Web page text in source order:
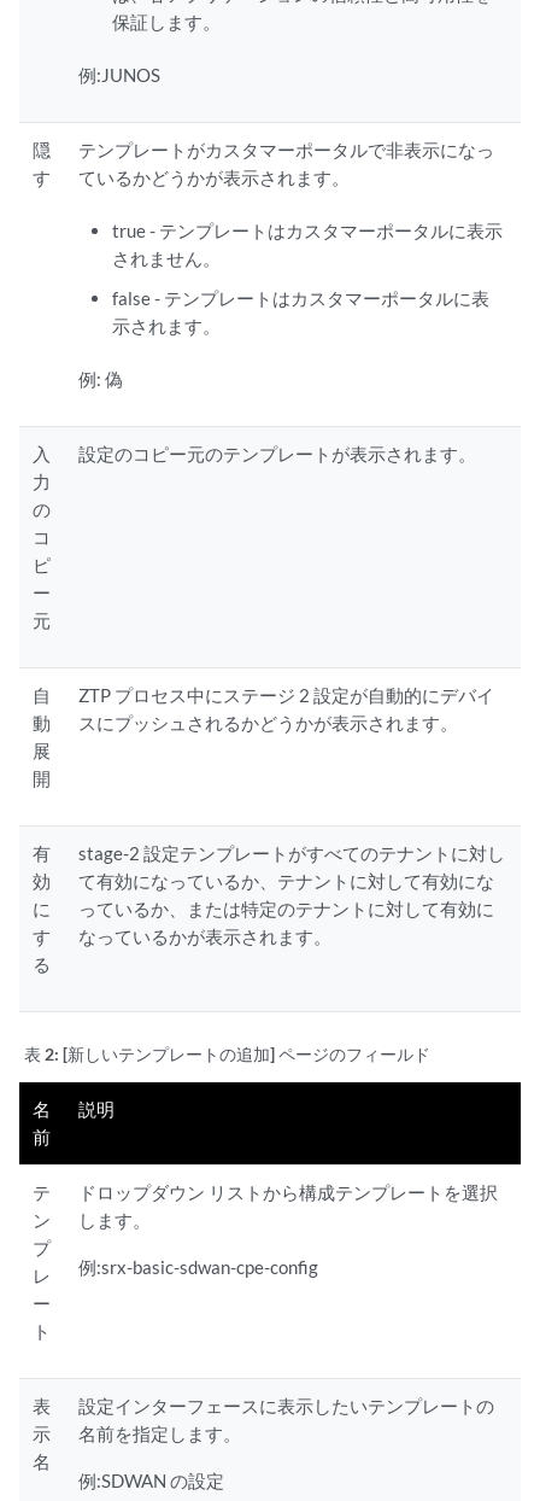
保証します。
例:JUNOS
隠
す
テンプレートがカスタマーポータルで非表示になっ
ているかどうかが表示されます。
true - テンプレートはカスタマーポータルに表示
されません。
false - テンプレートはカスタマーポータルに表
示されます。
例: 偽
入
力
の
コ
ピ
ー
元
設定のコピー元のテンプレートが表示されます。
自
動
展
開
ZTP プロセス中にステージ 2 設定が自動的にデバイ
スにプッシュされるかどうかが表示されます。
有
効
に
す
る
stage-2 設定テンプレートがすべてのテナントに対し
て有効になっているか、テナントに対して有効にな
っているか、または特定のテナントに対して有効に
なっているかが表示されます。
表 2: [新しいテンプレートの追加] ページのフィールド
名
前
説明
テ
ン
プ
レ
ー
ト
ドロップダウン リストから構成テンプレートを選択
します。
例:srx-basic-sdwan-cpe-config
表
示
名
設定インターフェースに表示したいテンプレートの
名前を指定します。
例:SDWAN の設定